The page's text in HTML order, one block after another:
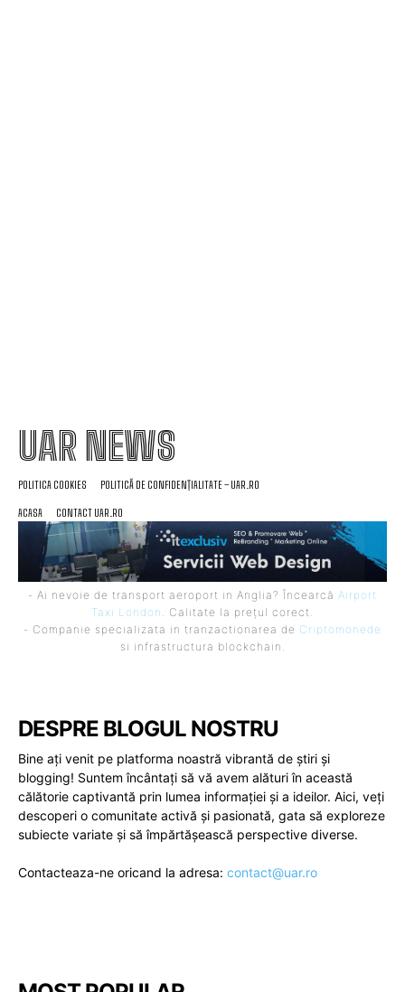
UAR NEWS
POLITICA COOKIES POLITICĂ DE CONFIDENȚIALITATE – UAR.RO
ACASA CONTACT UAR.RO
- Ai nevoie de transport aeroport in Anglia? Încearcă Airport
Taxi London
. Calitate la prețul corect.
- Companie specializata in tranzactionarea de Criptomonede
si infrastructura blockchain.
DESPRE BLOGUL NOSTRU
Bine ați venit pe platforma noastră vibrantă de știri și
blogging! Suntem încântați să vă avem alături în această
călătorie captivantă prin lumea informației și a ideilor. Aici, veți
descoperi o comunitate activă și pasionată, gata să exploreze
subiecte variate și să împărtășească perspective diverse.
Contacteaza-ne oricand la adresa: contact@uar.ro